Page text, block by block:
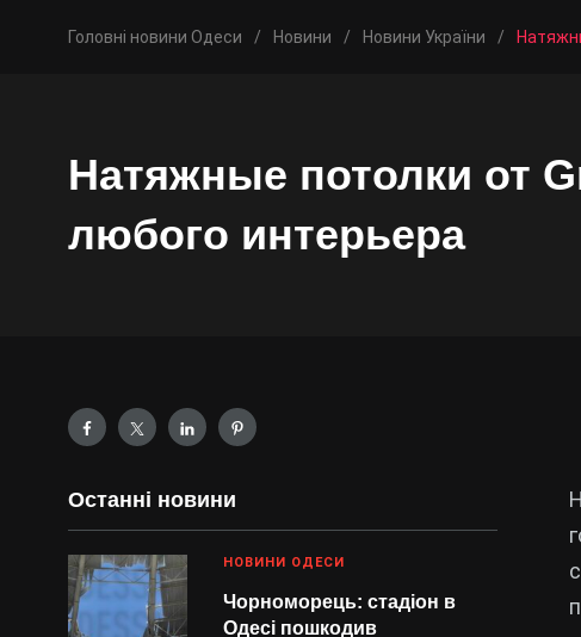
Головні новини Одеси / Новини / Новини України /
Натяжные потолки от
любого интерьера
Останні новини
НОВИНИ ОДЕСИ
Чорноморець: стадіон в
Одесі пошкодив